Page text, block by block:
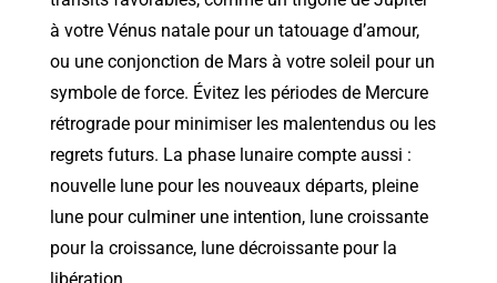
à votre Vénus natale pour un tatouage d’amour,
ou une conjonction de Mars à votre soleil pour un
symbole de force. Évitez les périodes de Mercure
rétrograde pour minimiser les malentendus ou les
regrets futurs. La phase lunaire compte aussi :
nouvelle lune pour les nouveaux départs, pleine
lune pour culminer une intention, lune croissante
pour la croissance, lune décroissante pour la